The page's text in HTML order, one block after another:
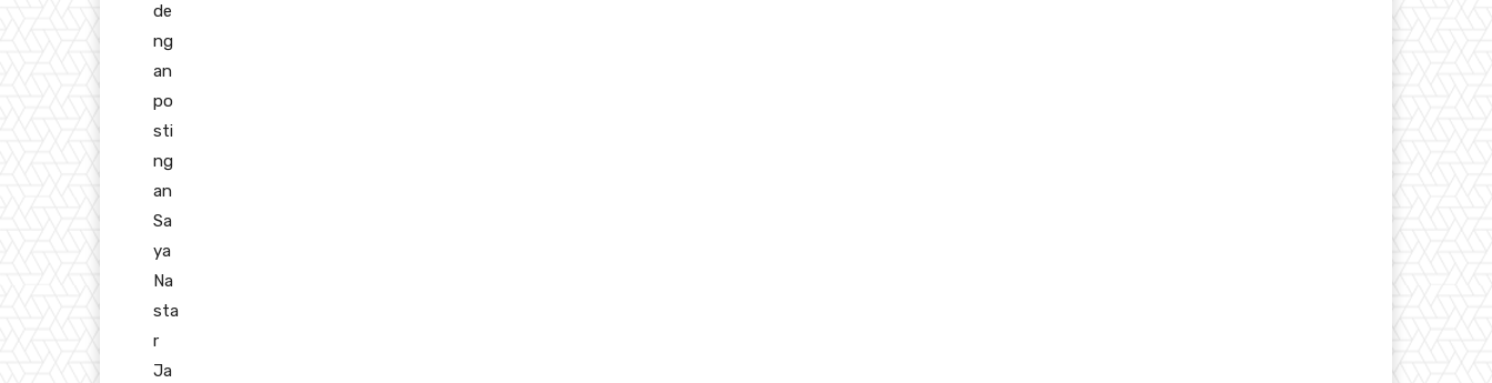
de
ng
an
po
sti
ng
an
Sa
ya
Na
sta
r
Ja